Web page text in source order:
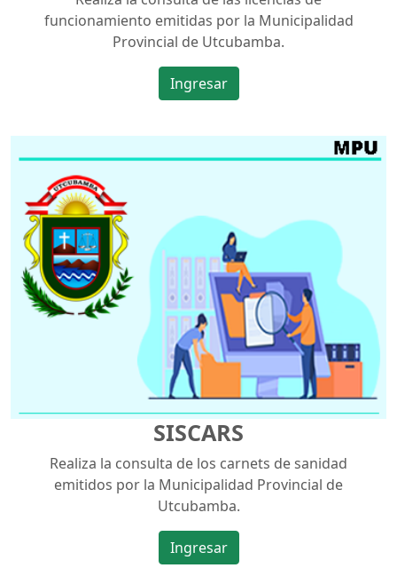
funcionamiento emitidas por la Municipalidad
Provincial de Utcubamba.
Ingresar
SISCARS
Realiza la consulta de los carnets de sanidad
emitidos por la Municipalidad Provincial de
Utcubamba.
Ingresar